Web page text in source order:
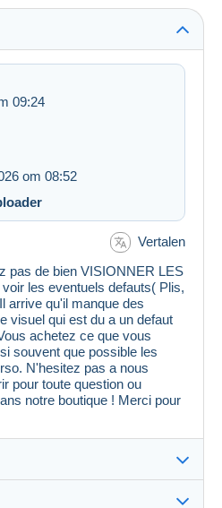
09:24
om 08:52
Vertalen
pas de bien VISIONNER LES
les eventuels defauts( Plis,
arrive qu'il manque des
visuel qui est du a un defaut
achetez ce que vous
souvent que possible les
N'hesitez pas a nous
pour toute question ou
notre boutique ! Merci pour